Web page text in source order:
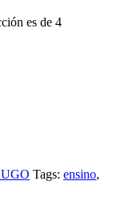
es de 4
Tags: ensino,